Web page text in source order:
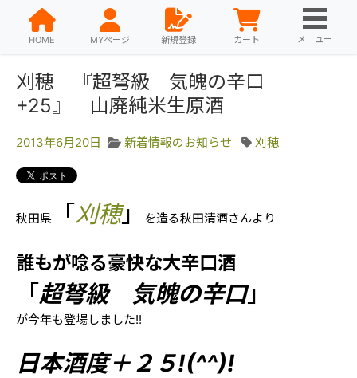
HOME MYページ 新規登録 カート メニュー
刈穂 『超弩級 気魄の辛口
+25』 山廃純米生原酒
2013年6月20日 新着情報のお知らせ 刈穂
秋田県 「 刈穂」 を造る秋田清酒さんより
誰もが唸る豪快な大辛口酒
「 超弩級 気魄の辛口」
が今年も登場しました!!
日本酒度＋２５!(^^)!